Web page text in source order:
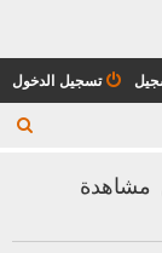
تسجيل الدخول
مشاهدة